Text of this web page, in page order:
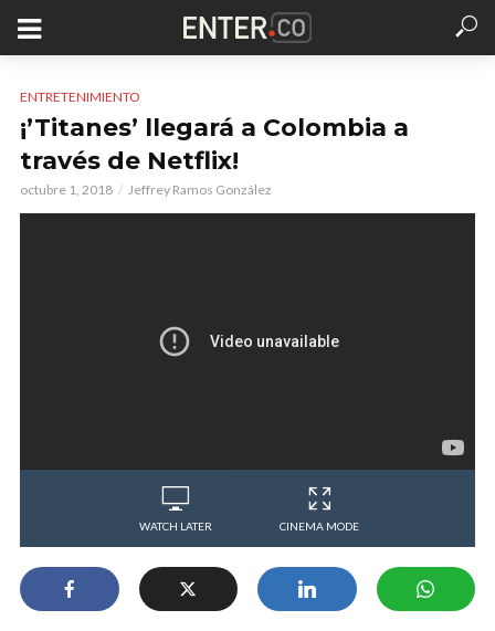
ENTRETENIMIENTO
¡’Titanes’ llegará a Colombia a
través de Netflix!
octubre 1, 2018 Jeffrey Ramos González
WATCH LATER CINEMA MODE